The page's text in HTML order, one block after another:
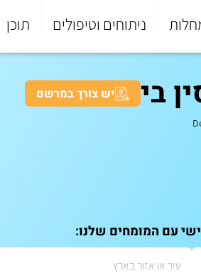
ניתוחים וטיפולים תוכן
בי יש צורך במרשם
עם המומחים שלנו: